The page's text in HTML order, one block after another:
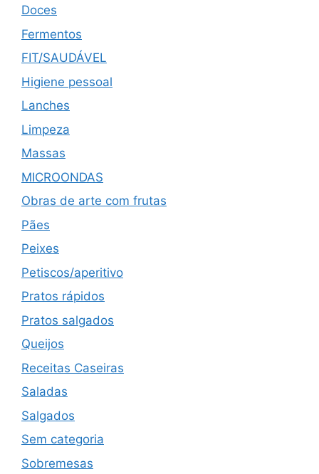
Doces
Fermentos
FIT/SAUDÁVEL
Higiene pessoal
Lanches
Limpeza
Massas
MICROONDAS
Obras de arte com frutas
Pães
Peixes
Petiscos/aperitivo
Pratos rápidos
Pratos salgados
Queijos
Receitas Caseiras
Saladas
Salgados
Sem categoria
Sobremesas